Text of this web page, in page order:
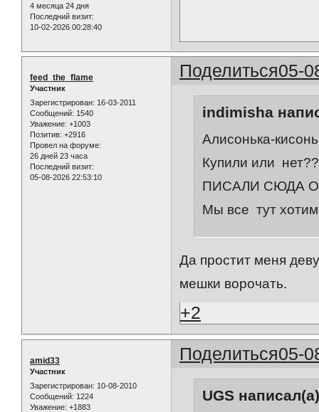
4 месяца 24 дня
Последний визит:
10-02-2026 00:28:40
Поделиться05-
feed_the_flame
Участник
Зарегистрирован: 16-03-2011
Сообщений: 1540
Уважение: +1003
Позитив: +2916
Провел на форуме:
26 дней 23 часа
Последний визит:
05-08-2026 22:53:10
indimisha
Алисонька-
Купили или
ПИСАЛИ СЮДА О
Мы все тут
Да простит меня
мешки ворочать.
+2
Поделиться05-
amid33
Участник
Зарегистрирован: 10-08-2010
Сообщений: 1224
Уважение: +1883
UGS